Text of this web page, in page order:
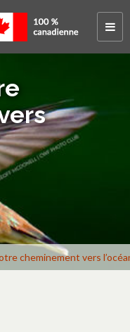
cheminement vers